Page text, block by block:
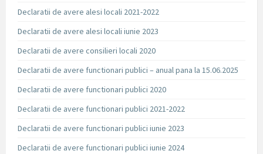
Declaratii de avere alesi locali 2021-2022
Declaratii de avere alesi locali iunie 2023
Declaratii de avere consilieri locali 2020
Declaratii de avere functionari publici – anual pana la 15.06.2025
Declaratii de avere functionari publici 2020
Declaratii de avere functionari publici 2021-2022
Declaratii de avere functionari publici iunie 2023
Declaratii de avere functionari publici iunie 2024